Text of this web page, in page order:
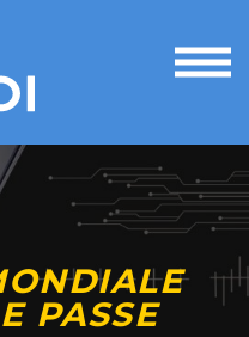
le
PASSE